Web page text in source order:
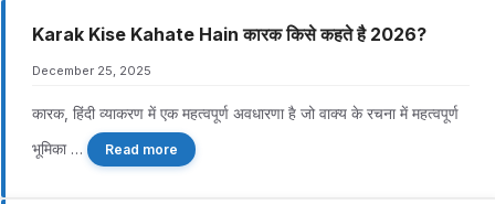
Karak Kise Kahate Hain कारक किसे कहते है 2026?
December 25, 2025
कारक, हिंदी व्याकरण में एक महत्वपूर्ण अवधारणा है जो वाक्य के रचना में महत्वपूर्ण
भूमिका …
Read more